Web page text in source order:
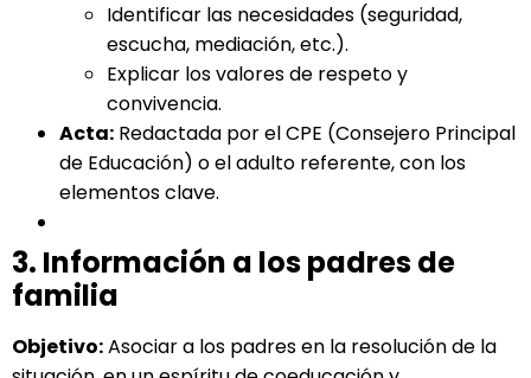
Identificar las necesidades (seguridad,
escucha, mediación, etc.).
Explicar los valores de respeto y
convivencia.
Acta: Redactada por el CPE (Consejero Principal
de Educación) o el adulto referente, con los
elementos clave.
3. Información a los padres de
familia
Objetivo:Asociar a los padres en la resolución de la